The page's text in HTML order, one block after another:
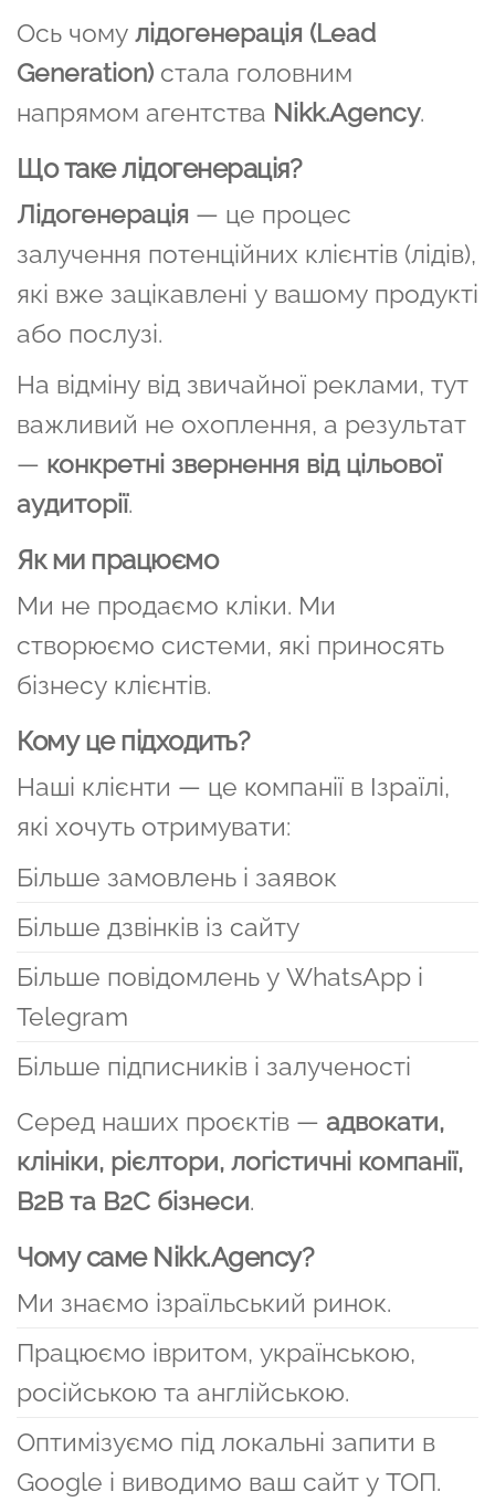
Ось чому лідогенерація (Lead
Generation) стала головним
напрямом агентства Nikk.Agency.
Що таке лідогенерація?
Лідогенерація — це процес
залучення потенційних клієнтів (лідів),
які вже зацікавлені у вашому продукті
або послузі.
На відміну від звичайної реклами, тут
важливий не охоплення, а результат
— конкретні звернення від цільової
аудиторії.
Як ми працюємо
Ми не продаємо кліки. Ми
створюємо системи, які приносять
бізнесу клієнтів.
Кому це підходить?
Наші клієнти — це компанії в Ізраїлі,
які хочуть отримувати:
Більше замовлень і заявок
Більше дзвінків із сайту
Більше повідомлень у WhatsApp і
Telegram
Більше підписників і залученості
Серед наших проєктів — адвокати,
клініки, рієлтори, логістичні компанії,
B2B та B2C бізнеси.
Чому саме Nikk.Agency?
Ми знаємо ізраїльський ринок.
Працюємо івритом, українською,
російською та англійською.
Оптимізуємо під локальні запити в
Google і виводимо ваш сайт у ТОП.